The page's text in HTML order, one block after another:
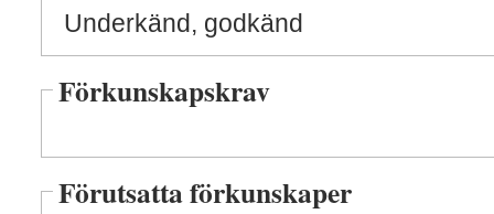
Underkänd, godkänd
Förkunskapskrav
Förutsatta förkunskaper